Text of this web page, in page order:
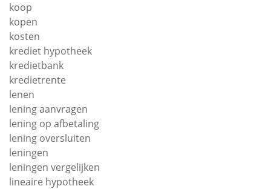
koop
kopen
kosten
krediet hypotheek
kredietbank
kredietrente
lenen
lening aanvragen
lening op afbetaling
lening oversluiten
leningen
leningen vergelijken
lineaire hypotheek